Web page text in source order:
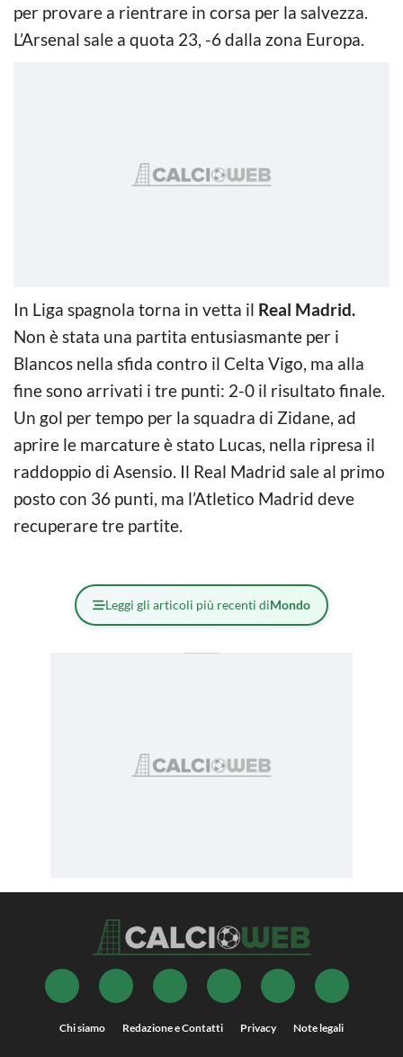
per provare a rientrare in corsa per la salvezza.
L’Arsenal sale a quota 23, -6 dalla zona Europa.
In Liga spagnola torna in vetta il Real Madrid.
Non è stata una partita entusiasmante per i
Blancos nella sfida contro il Celta Vigo, ma alla
fine sono arrivati i tre punti: 2-0 il risultato finale.
Un gol per tempo per la squadra di Zidane, ad
aprire le marcature è stato Lucas, nella ripresa il
raddoppio di Asensio. Il Real Madrid sale al primo
posto con 36 punti, ma l’Atletico Madrid deve
recuperare tre partite.
Leggi gli articoli più recenti diMondo
Chi siamo Redazione e Contatti Privacy Note legali